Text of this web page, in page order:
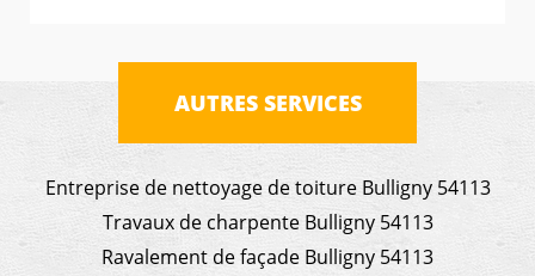
AUTRES SERVICES
Entreprise de nettoyage de toiture Bulligny 54113
Travaux de charpente Bulligny 54113
Ravalement de façade Bulligny 54113